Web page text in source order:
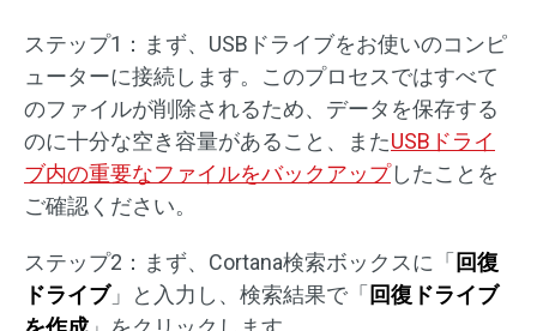
ステップ1：まず、USBドライブをお使いのコンピ
ューターに接続します。このプロセスではすべて
のファイルが削除されるため、データを保存する
のに十分な空き容量があること、またUSBドライ
ブ内の重要なファイルをバックアップしたことを
ご確認ください。
ステップ2：まず、Cortana検索ボックスに「 回復
ドライブ」と入力し、検索結果で「 回復ドライブ